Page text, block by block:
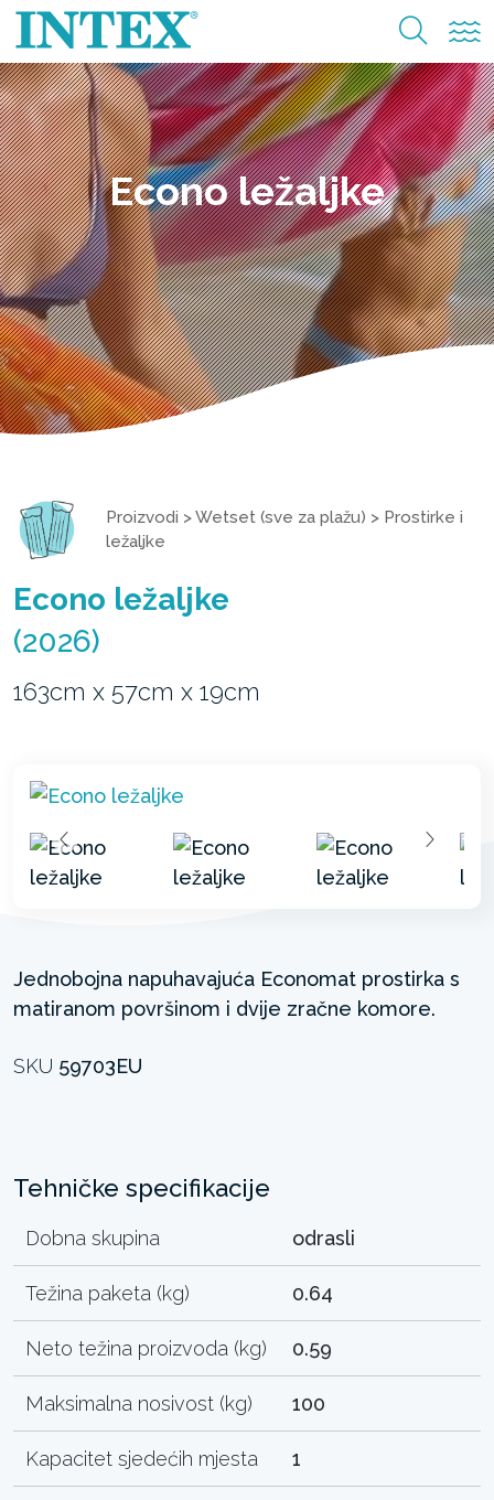
Econo ležaljke
Proizvodi >Wetset (sve za plažu) > Prostirke i
ležaljke
Econo ležaljke
(2026)
163cm x 57cm x 19cm
Jednobojna napuhavajuća Economat prostirka s
matiranom površinom i dvije zračne komore.
SKU 59703EU
Tehničke specifikacije
Dobna skupina odrasli
Težina paketa (kg) 0.64
Neto težina proizvoda (kg) 0.59
Maksimalna nosivost (kg) 100
Kapacitet sjedećih mjesta 1